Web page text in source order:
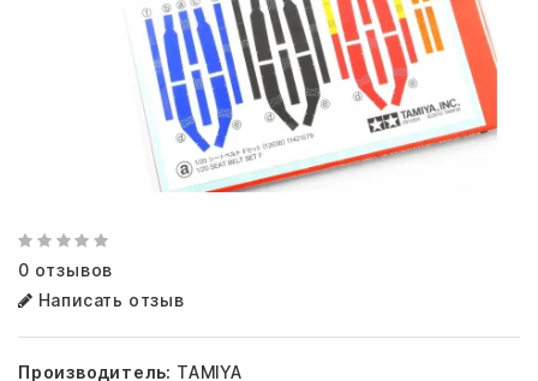
0 отзывов
Написать отзыв
Производитель: TAMIYA